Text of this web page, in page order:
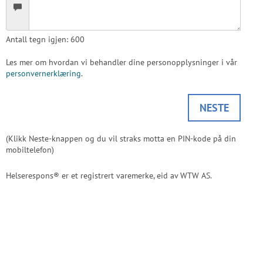
Antall tegn igjen: 600
Les mer om hvordan vi behandler dine personopplysninger i vår
personvernerklæring.
NESTE
(Klikk Neste-knappen og du vil straks motta en PIN-kode på din
mobiltelefon)
Helserespons® er et registrert varemerke, eid av WTW AS.